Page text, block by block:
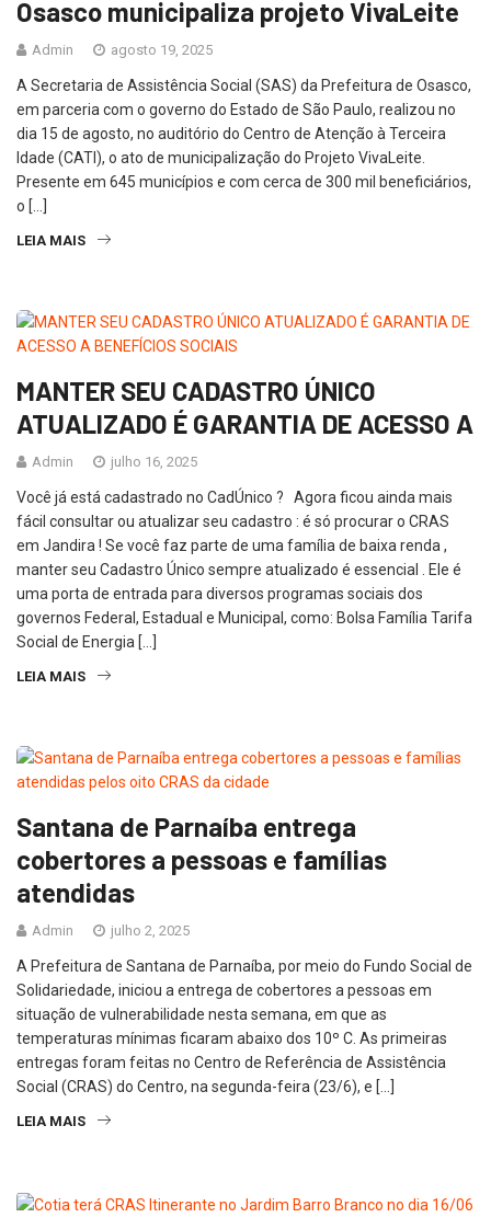
Osasco municipaliza projeto VivaLeite
Admin agosto 19, 2025
A Secretaria de Assistência Social (SAS) da Prefeitura de Osasco,
em parceria com o governo do Estado de São Paulo, realizou no
dia 15 de agosto, no auditório do Centro de Atenção à Terceira
Idade (CATI), o ato de municipalização do Projeto VivaLeite.
Presente em 645 municípios e com cerca de 300 mil beneficiários,
o […]
LEIA MAIS
MANTER SEU CADASTRO ÚNICO
ATUALIZADO É GARANTIA DE ACESSO A
Admin julho 16, 2025
Você já está cadastrado no CadÚnico ? Agora ficou ainda mais
fácil consultar ou atualizar seu cadastro : é só procurar o CRAS
em Jandira ! Se você faz parte de uma família de baixa renda ,
manter seu Cadastro Único sempre atualizado é essencial . Ele é
uma porta de entrada para diversos programas sociais dos
governos Federal, Estadual e Municipal, como: Bolsa Família Tarifa
Social de Energia […]
LEIA MAIS
Santana de Parnaíba entrega
cobertores a pessoas e famílias
atendidas
Admin julho 2, 2025
A Prefeitura de Santana de Parnaíba, por meio do Fundo Social de
Solidariedade, iniciou a entrega de cobertores a pessoas em
situação de vulnerabilidade nesta semana, em que as
temperaturas mínimas ficaram abaixo dos 10º C. As primeiras
entregas foram feitas no Centro de Referência de Assistência
Social (CRAS) do Centro, na segunda-feira (23/6), e […]
LEIA MAIS